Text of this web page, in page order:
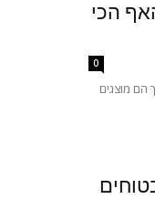
הכי
0
הם מוצגים